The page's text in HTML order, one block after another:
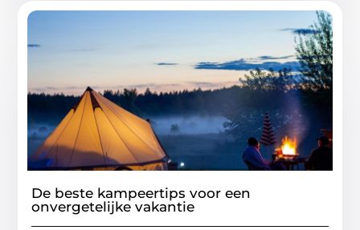
De beste kampeertips voor een
onvergetelijke vakantie